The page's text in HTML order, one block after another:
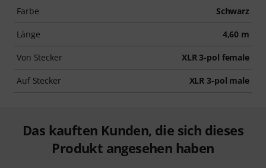
Farbe Schwarz
Länge 4,60 m
Von Stecker XLR 3-pol female
Auf Stecker XLR 3-pol male
Das kauften Kunden, die sich dieses
Produkt angesehen haben